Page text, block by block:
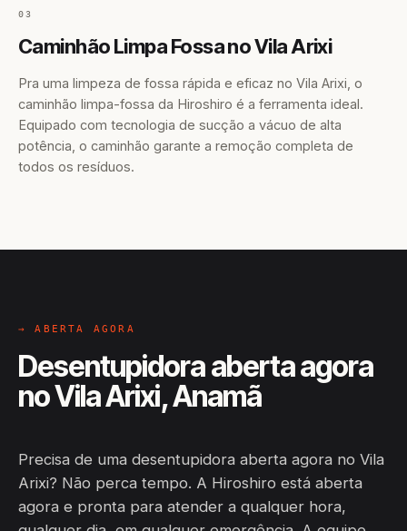
03
Caminhão Limpa Fossa no Vila Arixi
Pra uma limpeza de fossa rápida e eficaz no Vila Arixi, o
caminhão limpa-fossa da Hiroshiro é a ferramenta ideal.
Equipado com tecnologia de sucção a vácuo de alta
potência, o caminhão garante a remoção completa de
todos os resíduos.
→ ABERTA AGORA
Desentupidora aberta agora
no Vila Arixi, Anamã
Precisa de uma desentupidora aberta agora no Vila
Arixi? Não perca tempo. A Hiroshiro está aberta
agora e pronta para atender a qualquer hora,